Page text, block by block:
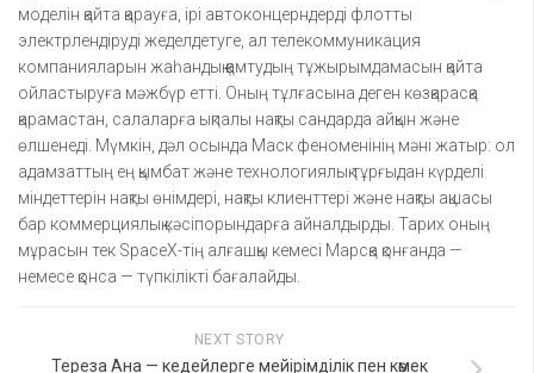
моделін қайта қарауға, ірі автоконцерндерді флотты
электрлендіруді жеделдетуге, ал телекоммуникация
компанияларын жаһандық қамтудың тұжырымдамасын қайта
ойластыруға мәжбүр етті. Оның тұлғасына деген көзқарасқа
қарамастан, салаларға ықпалы нақты сандарда айқын және
өлшенеді. Мүмкін, дәл осында Маск феноменінің мәні жатыр: ол
адамзаттың ең қымбат және технологиялық тұрғыдан күрделі
міндеттерін нақты өнімдері, нақты клиенттері және нақты ақшасы
бар коммерциялық кәсіпорындарға айналдырды. Тарих оның
мұрасын тек SpaceX-тің алғашқы кемесі Марсқа қонғанда —
немесе қонса — түпкілікті бағалайды.
NEXT STORY
Тереза ​​Ана — кедейлерге мейірімділік пен көмек